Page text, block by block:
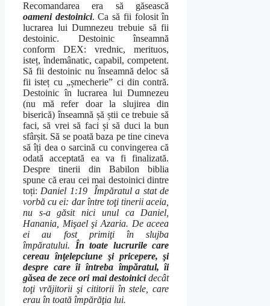
Recomandarea era să găsească
oameni destoinici. Ca să fii folosit în
lucrarea lui Dumnezeu trebuie să fii
destoinic. Destoinic înseamnă
conform DEX: vrednic, merituos,
isteț, îndemânatic, capabil, competent.
Să fii destoinic nu înseamnă deloc să
fii isteț cu „șmecherie” ci din contră.
Destoinic în lucrarea lui Dumnezeu
(nu mă refer doar la slujirea din
biserică) înseamnă șă știi ce trebuie să
faci, să vrei să faci și să duci la bun
sfârșit. Să se poată baza pe tine cineva
să îți dea o sarcină cu convingerea că
odată acceptată ea va fi finalizată.
Despre tinerii din Babilon biblia
spune că erau cei mai destoinici dintre
toți: Daniel 1:19 Împăratul a stat de
vorbă cu ei: dar între toţi tinerii aceia,
nu s-a găsit nici unul ca Daniel,
Hanania, Mişael şi Azaria. De aceea
ei au fost primiţi în slujba
împăratului. În toate lucrurile care
cereau înţelepciune şi pricepere, şi
despre care îi întreba împăratul, îi
găsea de zece ori mai destoinicidecât
toţi vrăjitorii şi cititorii în stele, care
erau în toată împărăţia lui.